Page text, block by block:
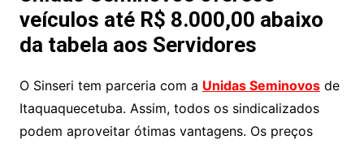
veículos até R$ 8.000,00 abaixo
da tabela aos Servidores
O Sinseri tem parceria com a Unidas Seminovosde
Itaquaquecetuba. Assim, todos os sindicalizados
podem aproveitar ótimas vantagens. Os preços